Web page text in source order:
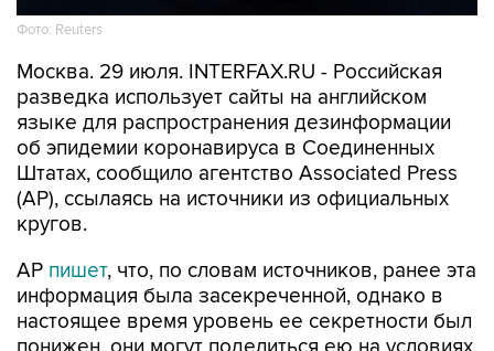
Фото: Reuters
Москва. 29 июля. INTERFAX.RU - Российская
разведка использует сайты на английском
языке для распространения дезинформации
об эпидемии коронавируса в Соединенных
Штатах, сообщило агентство Associated Press
(АР), ссылаясь на источники из официальных
кругов.
АР пишет, что, по словам источников, ранее эта
информация была засекреченной, однако в
настоящее время уровень ее секретности был